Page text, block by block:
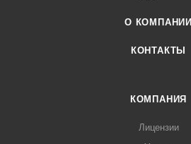
О КОМПАНИИ
КОНТАКТЫ
КОМПАНИЯ
Лицензии